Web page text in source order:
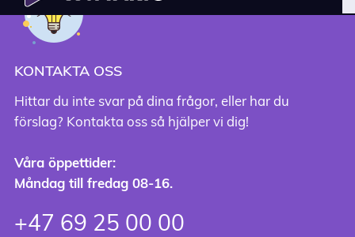
KONTAKTA OSS
Hittar du inte svar på dina frågor, eller har du
förslag? Kontakta oss så hjälper vi dig!
Våra öppettider:
Måndag till fredag ​​08-16.
+47 69 25 00 00